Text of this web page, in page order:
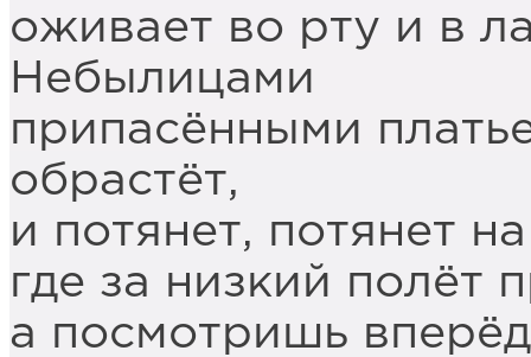
оживает во рту и в
Небылицами
припасёнными
обрастёт,
и потянет, потянет
где за низкий полёт
а посмотришь